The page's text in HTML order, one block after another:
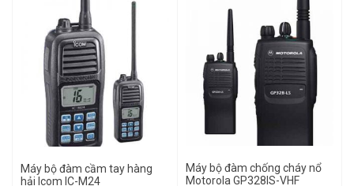
Máy bộ đàm cầm tay hàng
hải Icom IC-M24
Máy bộ đàm chống cháy nổ
Motorola GP328IS-VHF